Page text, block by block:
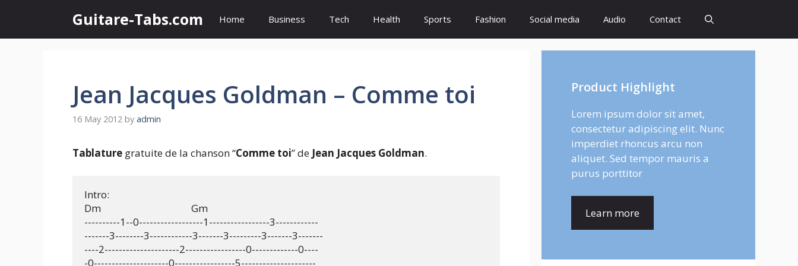
content
Guitare-Tabs.com Home Business Tech Health Sports Fashion Social media Audio Contact
Jean Jacques Goldman – Comme toi
16 May 2012 by admin
Tablature gratuite de la chanson “Comme toi” de Jean Jacques Goldman.
Intro:
Dm                                      Gm
----------1--0------------------1-----------------3------------
-------3--------3------------3-------3---------3-------3-------
----2---------------------2-----------------0-------------0----
-0---------------------0-----------------5---------------------
Product Highlight
Lorem ipsum dolor sit amet,
consectetur adipiscing elit. Nunc
imperdiet rhoncus arcu non
aliquet. Sed tempor mauris a
purus porttitor
Learn more